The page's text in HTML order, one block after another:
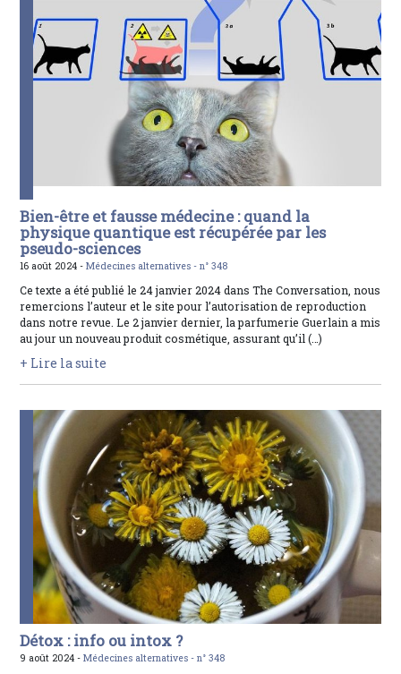
Bien-être et fausse médecine : quand la
physique quantique est récupérée par les
pseudo-sciences
16 août 2024 -Médecines alternatives -n° 348
Ce texte a été publié le 24 janvier 2024 dans The Conversation, nous
remercions l’auteur et le site pour l’autorisation de reproduction
dans notre revue. Le 2 janvier dernier, la parfumerie Guerlain a mis
au jour un nouveau produit cosmétique, assurant qu’il (…)
+ Lire la suite
Détox : info ou intox ?
9 août 2024 -Médecines alternatives -n° 348